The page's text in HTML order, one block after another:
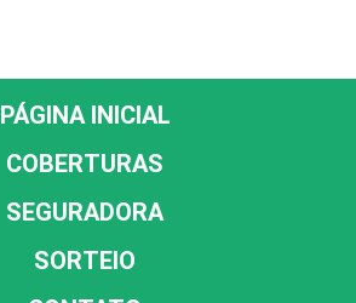
PÁGINA INICIAL
COBERTURAS
SEGURADORA
SORTEIO